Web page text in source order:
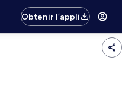
Obtenir l’appli